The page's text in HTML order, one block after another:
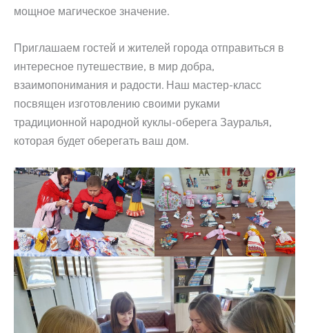
мощное магическое значение.
Приглашаем гостей и жителей города отправиться в
интересное путешествие, в мир добра,
взаимопонимания и радости. Наш мастер-класс
посвящен изготовлению своими руками
традиционной народной куклы-оберега Зауралья,
которая будет оберегать ваш дом.